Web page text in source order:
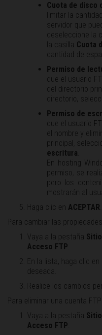
Cuota de disco
limitar la
servidor que
deseleccione la
la casilla Cuota
cantidad de
Permiso de
que el usuario
del directorio
directorio,
Permiso de
que el usuario
el nombre y
principal,
escritura
En hosting
permiso, se
pero los
mostrarán al
Haga clic en ACEPTAR
Para cambiar las
Vaya a la pestaña
Acceso FTP
En la lista, haga clic
deseada.
Realice los cambios
Para eliminar una cuenta
Vaya a la pestaña
Acceso FTP